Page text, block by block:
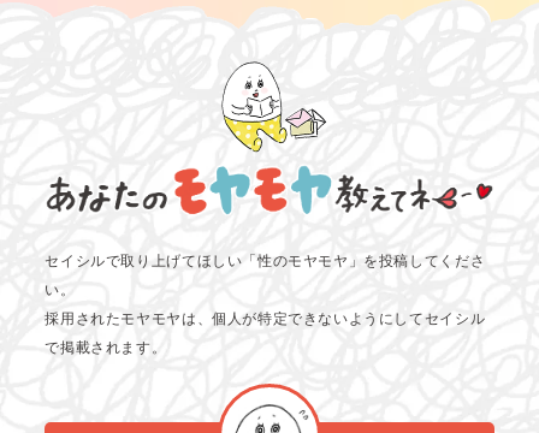
セイシルで取り上げてほしい「性のモヤモヤ」を投稿してくださ
い。
採用されたモヤモヤは、個人が特定できないようにしてセイシル
で掲載されます。